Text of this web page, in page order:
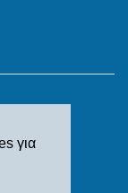
για